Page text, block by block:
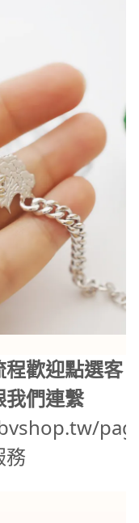
歡迎點選客
們連繫
務